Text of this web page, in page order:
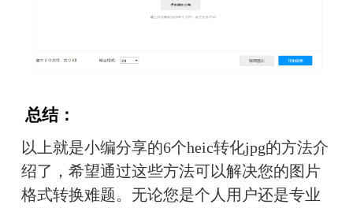
总结：
以上就是小编分享的6个heic转化jpg的方法介
绍了，希望通过这些方法可以解决您的图片
格式转换难题。无论您是个人用户还是专业